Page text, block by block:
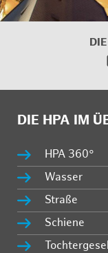
DIE HPA IM
HPA 360°
Wasser
Straße
Schiene